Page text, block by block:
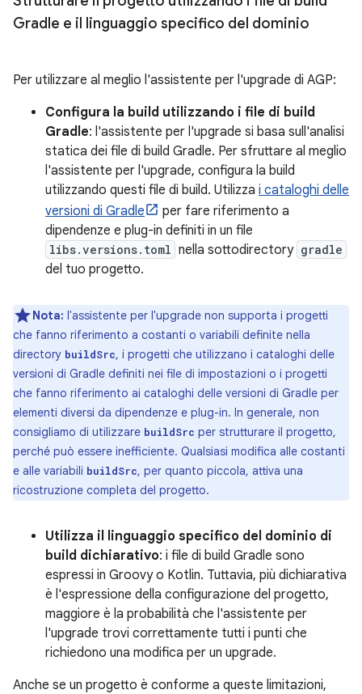
Gradle e il linguaggio specifico del dominio
Per utilizzare al meglio l'assistente per l'upgrade di AGP:
Configura la build utilizzando i file di build
Gradle: l'assistente per l'upgrade si basa sull'analisi
statica dei file di build Gradle. Per sfruttare al meglio
l'assistente per l'upgrade, configura la build
utilizzando questi file di build. Utilizza i cataloghi delle
versioni di Gradle
per fare riferimento a
dipendenze e plug-in definiti in un file
libs.versions.toml nella sottodirectory gradle
del tuo progetto.
Nota: l'assistente per l'upgrade non supporta i progetti
che fanno riferimento a costanti o variabili definite nella
directory buildSrc, i progetti che utilizzano i cataloghi delle
versioni di Gradle definiti nei file di impostazioni o i progetti
che fanno riferimento ai cataloghi delle versioni di Gradle per
elementi diversi da dipendenze e plug-in. In generale, non
consigliamo di utilizzare buildSrc per strutturare il progetto,
perché può essere inefficiente. Qualsiasi modifica alle costanti
e alle variabili buildSrc, per quanto piccola, attiva una
ricostruzione completa del progetto.
Utilizza il linguaggio specifico del dominio di
build dichiarativo: i file di build Gradle sono
espressi in Groovy o Kotlin. Tuttavia, più dichiarativa
è l'espressione della configurazione del progetto,
maggiore è la probabilità che l'assistente per
l'upgrade trovi correttamente tutti i punti che
richiedono una modifica per un upgrade.
Anche se un progetto è conforme a queste limitazioni,